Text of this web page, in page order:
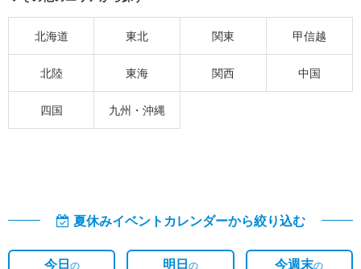
北海道 東北 関東 甲信越
北陸 東海 関西 中国
四国 九州・沖縄
夏休みイベントカレンダーから絞り込む
今日の
明日の
今週末の